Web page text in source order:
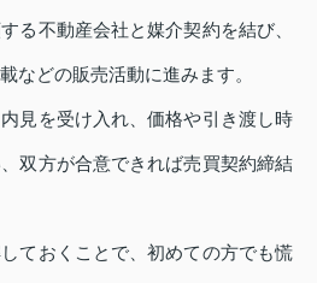
る不動産会社と媒介契約を結び、
などの販売活動に進みます。
見を受け入れ、価格や引き渡し時
双方が合意できれば売買契約締結
ておくことで、初めての方でも慌